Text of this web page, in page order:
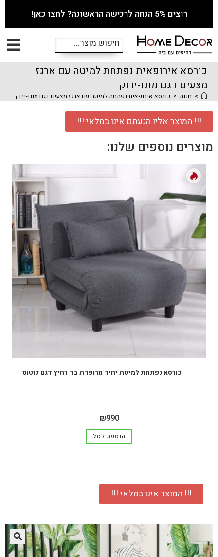
רוצים 5% הנחה לרכישה הראשונה? לחצו כאן!
כורסא אירופאית נפתחת למיטה עם ארגז
מצעים דגם מונו-ירוק
> חנות > כורסא אירופאית נפתחת למיטה עם ארגז מצעים דגם מונו-ירוק
!!! המוצר אליו הגעתם אינו במלאי !!!
מוצרים נוספים שלנו:
כורסא נפתחת למיטת יחיד מרופדת בד רחיץ דגם לוטוס
₪990
הוספה לסל
!!! המוצר אינו במלאי !!!